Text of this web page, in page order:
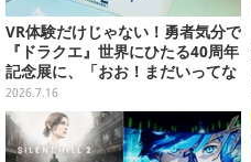
VR体験だけじゃない！勇者気分で
『ドラクエ』世界にひたる40周年
記念展に、「おお！まだいってな
いとは なにごとだ！」【ドラゴン
クエスト40周年記念展「ドラゴン
クエスト the DIVE -まだ見ぬ冒険
の舞台へ-」フォトレポート】
2026.7.16